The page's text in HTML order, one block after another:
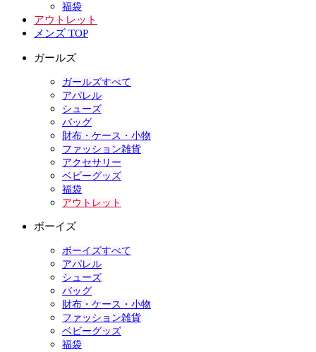
福袋
アウトレット
メンズ TOP
ガールズ
ガールズすべて
アパレル
シューズ
バッグ
財布・ケース・小物
ファッション雑貨
アクセサリー
ベビーグッズ
福袋
アウトレット
ボーイズ
ボーイズすべて
アパレル
シューズ
バッグ
財布・ケース・小物
ファッション雑貨
ベビーグッズ
福袋